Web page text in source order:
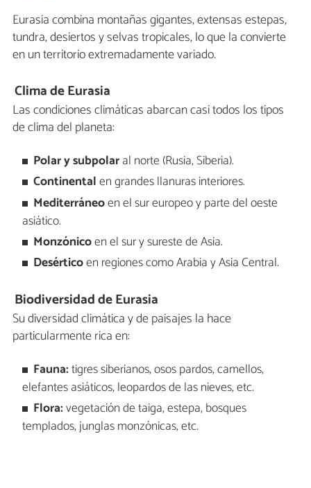
Eurasia combina montañas gigantes, extensas estepas,
tundra, desiertos y selvas tropicales, lo que la convierte
en un territorio extremadamente variado.
Clima de Eurasia
Las condiciones climáticas abarcan casi todos los tipos
de clima del planeta:
Polar y subpolaral norte (Rusia, Siberia).
Continentalen grandes llanuras interiores.
Mediterráneoen el sur europeo y parte del oeste
asiático.
Monzónicoen el sur y sureste de Asia.
Desérticoen regiones como Arabia y Asia Central.
Biodiversidad de Eurasia
Su diversidad climática y de paisajes la hace
particularmente rica en:
Fauna:tigres siberianos, osos pardos, camellos,
elefantes asiáticos, leopardos de las nieves, etc.
Flora:vegetación de taiga, estepa, bosques
templados, junglas monzónicas, etc.